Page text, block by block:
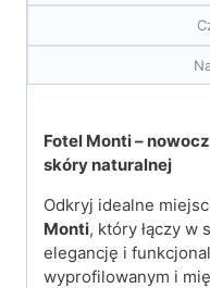
Fotel Monti –
skóry naturalnej
Odkryj idealne
Monti, który łączy w
elegancję i
wyprofilowanym i